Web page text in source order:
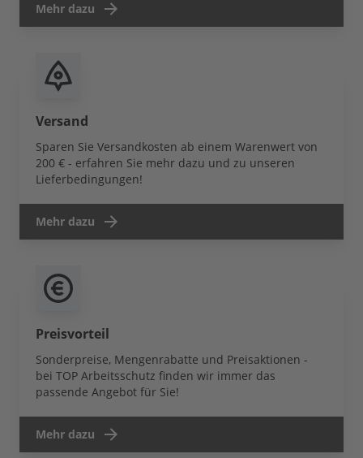
Mehr dazu
Versand
Sparen Sie Versandkosten ab einem Warenwert von
200 € - erfahren Sie mehr dazu und zu unseren
Lieferbedingungen!
Mehr dazu
Preisvorteil
Sonderpreise, Mengenrabatte und Preisaktionen -
bei TOP Arbeitsschutz finden wir immer das
passende Angebot für Sie!
Mehr dazu